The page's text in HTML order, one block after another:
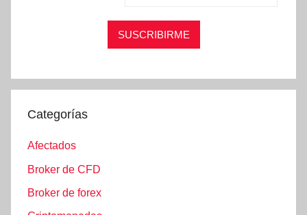
Categorías
Afectados
Broker de CFD
Broker de forex